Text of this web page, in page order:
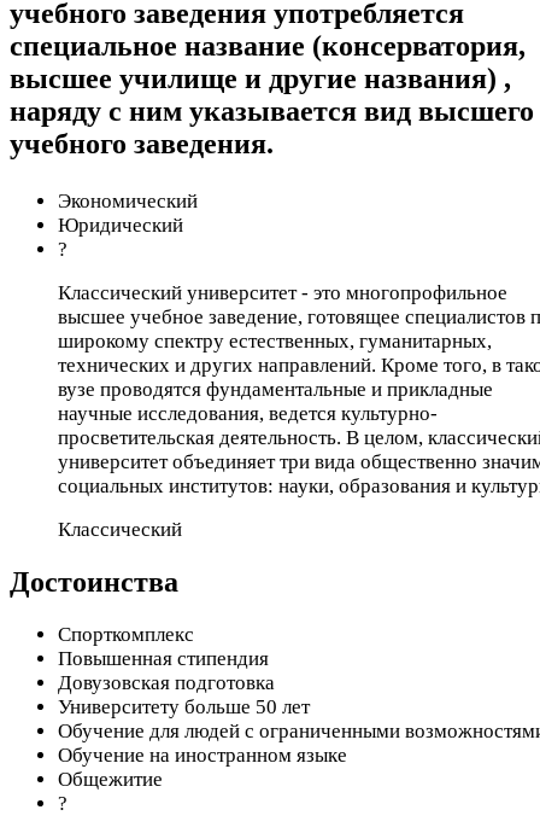
учебного заведения употребляется
специальное название (консерватория,
высшее училище и другие названия) ,
наряду с ним указывается вид высшего
учебного заведения.
Экономический
Юридический
?
Классический университет - это многопрофильное
высшее учебное заведение, готовящее специалистов
широкому спектру естественных, гуманитарных,
технических и других направлений. Кроме того, в
вузе проводятся фундаментальные и прикладные
научные исследования, ведется культурно-
просветительская деятельность. В целом,
университет объединяет три вида общественно
социальных институтов: науки, образования и
Классический
Достоинства
Спорткомплекс
Повышенная стипендия
Довузовская подготовка
Университету больше 50 лет
Обучение для людей с ограниченными
Обучение на иностранном языке
Общежитие
?